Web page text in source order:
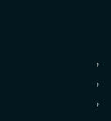
›
›
›